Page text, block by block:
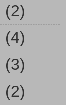
(2)
(4)
(3)
(2)